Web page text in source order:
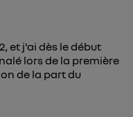
et j'ai dès le début
lors de la première
de la part du